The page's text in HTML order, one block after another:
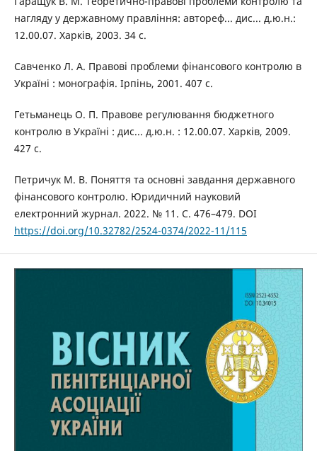
нагляду у державному правління: автореф... дис... д.ю.н.:
12.00.07. Харків, 2003. 34 с.
Савченко Л. А. Правові проблеми фінансового контролю в
Україні : монографія. Ірпінь, 2001. 407 с.
Гетьманець О. П. Правове регулювання бюджетного
контролю в Україні : дис... д.ю.н. : 12.00.07. Харків, 2009.
427 с.
Петричук М. В. Поняття та основні завдання державного
фінансового контролю. Юридичний науковий
електронний журнал. 2022. № 11. С. 476–479. DOI
https://doi.org/10.32782/2524-0374/2022-11/115